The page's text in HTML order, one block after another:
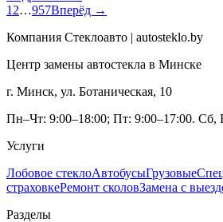
1 2…957Вперёд →
Компания Стеклоавто | autosteklo.by
Центр замены автостекла в Минске
г. Минск, ул. Ботаническая, 10
Пн–Чт: 9:00–18:00; Пт: 9:00–17:00.
Услуги
Лобовое стеклоАвтобусыГрузовые
страховкеРемонт сколовЗамена с
Разделы